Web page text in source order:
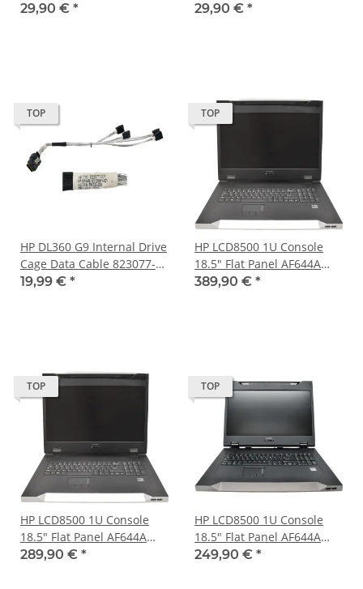
754376-001 für
29,90 € *
830219-001 für
29,90 € *
TOP
HP DL360 G9 Internal Drive
Cage Data Cable 823077-
001 826011-001 Internal
19,99 € *
TOP
HP LCD8500 1U Console
18.5" Flat Panel AF644A
776648-001 QWERTY INTL
389,90 € *
TOP
HP LCD8500 1U Console
18.5" Flat Panel AF644A
776648-001 QWERTY INTL
289,90 € *
TOP
HP LCD8500 1U Console
18.5" Flat Panel AF644A
776648-001 QWERTY INTL
249,90 € *